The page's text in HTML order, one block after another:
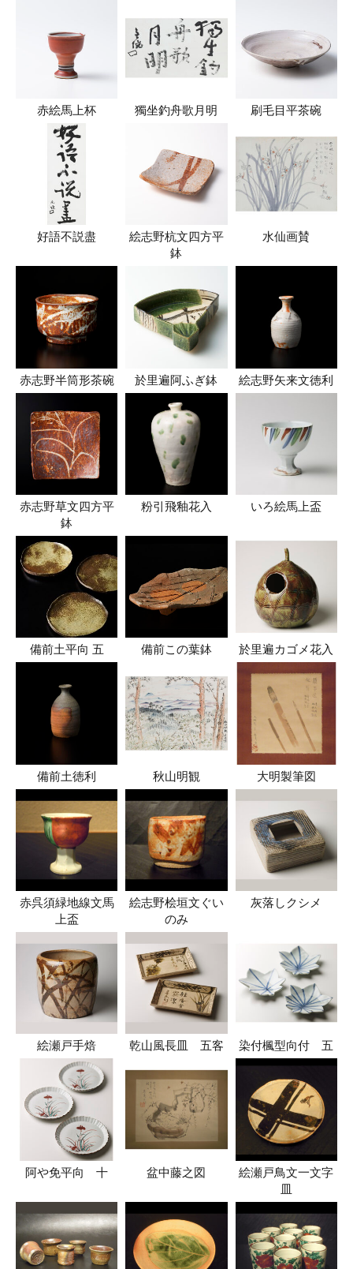
赤絵馬上杯 獨坐釣舟歌月明 刷毛目平茶碗
好語不説盡
絵志野杭文四方平
鉢
水仙画賛
赤志野半筒形茶碗 於里遍阿ふぎ鉢 絵志野矢来文徳利
赤志野草文四方平
鉢
粉引飛釉花入 いろ絵馬上盃
備前土平向 五 備前この葉鉢 於里遍カゴメ花入
備前土徳利 秋山明観 大明製筆図
赤呉須緑地線文馬
上盃
絵志野桧垣文ぐい
のみ
灰落しクシメ
絵瀬戸手焙 乾山風長皿 五客 染付楓型向付 五
阿や免平向 十 盆中藤之図
絵瀬戸鳥文一文字
皿